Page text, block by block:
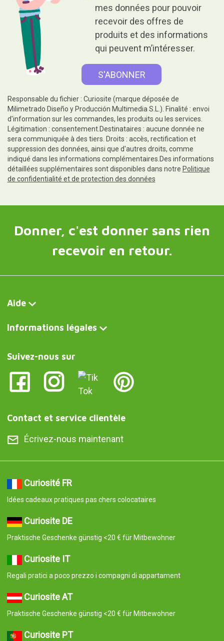
mes données pour pouvoir
recevoir des offres de
produits et des informations
qui peuvent m’intéresser.
Responsable du fichier : Curiosite (marque déposée de
Milimetrado Diseño y Producción Multimedia S.L.). Finalité : envoi
d'information sur les commandes, les produits ou les services.
Légitimation : consentement.Destinataires : aucune donnée ne
sera communiquée à des tiers. Droits : accès, rectification et
suppression des données, ainsi que d'autres droits, comme
indiqué dans les informations complémentaires.Des informations
détaillées supplémentaires sont disponibles dans notre Politique
de confidentialité et de protection des données
Donner, c'est donner sans rien
recevoir en retour.
Aide
Informations légales
Suivez-nous sur
Contact et service clientèle
Écrivez-nous maintenant
Curiosité FR
Idées cadeaux pratiques pas chers colocataires
Curiosite DE
Praktische Geschenke günstig <20 € für Mitbewohner
Curiosite IT
Regali pratici a poco prezzo i compagni di appartament
Curiosite AT
Praktische Geschenke günstig <20 € für Mitbewohner
Curiosite PT